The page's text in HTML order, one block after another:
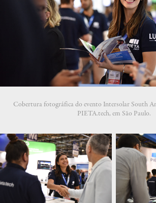
Cobertura fotográfica do evento Intersolar South
PIETA.tech, em São Paulo.